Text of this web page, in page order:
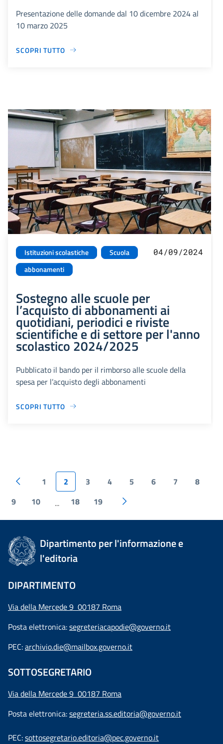
Presentazione delle domande dal 10 dicembre 2024 al
10 marzo 2025
SCOPRI TUTTO
Istituzioni scolastiche
Scuola
abbonamenti
04/09/2024
Sostegno alle scuole per
l’acquisto di abbonamenti ai
quotidiani, periodici e riviste
scientifiche e di settore per l'anno
scolastico 2024/2025
Pubblicato il bando per il rimborso alle scuole della
spesa per l’acquisto degli abbonamenti
SCOPRI TUTTO
1 2 3 4 5 6 7
8
9
10 ... 18 19
Dipartimento per l'informazione e
l'editoria
DIPARTIMENTO
Via della Mercede 9 00187 Roma
Posta elettronica:segreteriacapodie@governo.it
PEC:archivio.die@mailbox.governo.it
SOTTOSEGRETARIO
Via della Mercede 9 00187 Roma
Posta elettronica:segreteria.ss.editoria@governo.it
PEC:sottosegretario.editoria@pec.governo.it